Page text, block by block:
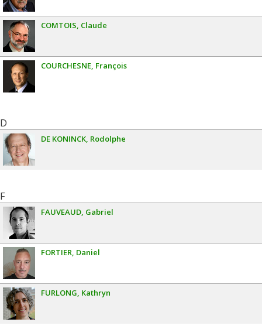
COMTOIS Claude
COURCHESNE François
D
DE KONINCK Rodolphe
F
FAUVEAUD Gabriel
FORTIER Daniel
FURLONG Kathryn